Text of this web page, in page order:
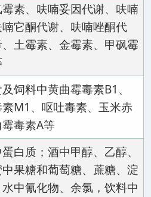
素、呋喃妥因代谢、呋喃
它酮代谢、呋喃唑酮代
土霉素、金霉素、甲砜霉
饲料中黄曲霉毒素B1、
M1、呕吐毒素、玉米赤
毒素A等
白质；酒中甲醇、乙醇、
果糖和葡萄糖、蔗糖、淀
中氰化物、余氯，饮料中